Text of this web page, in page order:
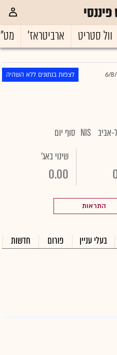
וול סטריט ארביטראז'
6/ לצפות בנתונים ללא השהיה
אביב NIS סוף יום
שינוי באג'
0.00
התראות
בעלי עניין פורום חדשות